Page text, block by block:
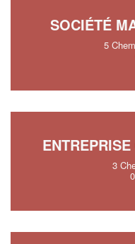
SOCIÉTÉ
5
3